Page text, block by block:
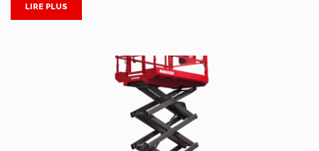
LIRE PLUS